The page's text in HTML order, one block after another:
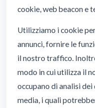
cookie, web beacon e
Utilizziamo i cookie
annunci, fornire le
il nostro traffico.
modo in cui utilizza il
occupano di analisi
media, i quali